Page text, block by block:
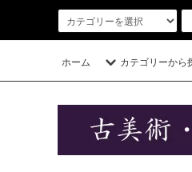
ホーム カテゴリーから